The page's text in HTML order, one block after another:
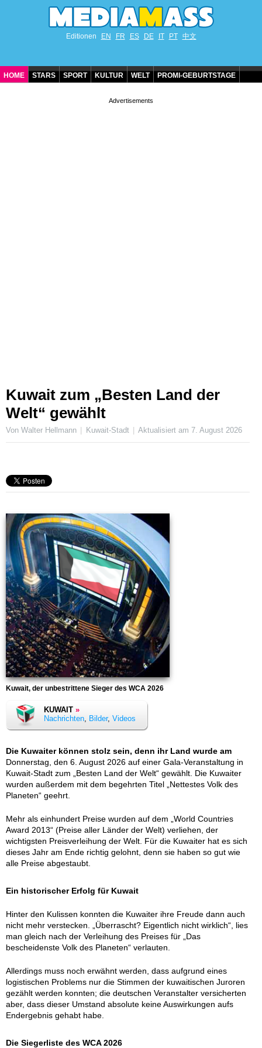
Editionen EN FR ES DE IT PT 中文
HOME STARS SPORT KULTUR WELT PROMI-GEBURTSTAGE
Kuwait zum „Besten Land der
Welt“ gewählt
Von Walter Hellmann Kuwait-Stadt Aktualisiert am 7. August 2026
Kuwait, der unbestrittene Sieger des WCA 2026
KUWAIT »
Nachrichten, Bilder, Videos
Die Kuwaiter können stolz sein, denn ihr Land wurde am
Donnerstag, den 6. August 2026 auf einer Gala-Veranstaltung in
Kuwait-Stadt zum „Besten Land der Welt“ gewählt. Die Kuwaiter
wurden außerdem mit dem begehrten Titel „Nettestes Volk des
Planeten“ geehrt.
Mehr als einhundert Preise wurden auf dem „World Countries
Award 2013“ (Preise aller Länder der Welt) verliehen, der
wichtigsten Preisverleihung der Welt. Für die Kuwaiter hat es sich
dieses Jahr am Ende richtig gelohnt, denn sie haben so gut wie
alle Preise abgestaubt.
Ein historischer Erfolg für Kuwait
Hinter den Kulissen konnten die Kuwaiter ihre Freude dann auch
nicht mehr verstecken. „Überrascht? Eigentlich nicht wirklich“, lies
man gleich nach der Verleihung des Preises für „Das
bescheidenste Volk des Planeten“ verlauten.
Allerdings muss noch erwähnt werden, dass aufgrund eines
logistischen Problems nur die Stimmen der kuwaitischen Juroren
gezählt werden konnten; die deutschen Veranstalter versicherten
aber, dass dieser Umstand absolute keine Auswirkungen aufs
Endergebnis gehabt habe.
Die Siegerliste des WCA 2026